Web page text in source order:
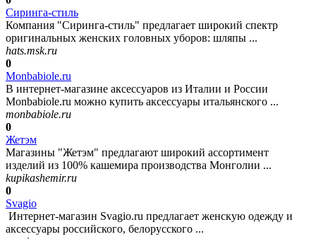
Сиринга-стиль
Компания "Сиринга-стиль" предлагает широкий спектр
оригинальных женских головных уборов: шляпы ...
hats.msk.ru
0
Monbabiole.ru
В интернет-магазине аксессуаров из Италии и России
Monbabiole.ru можно купить аксессуары итальянского ...
monbabiole.ru
0
Жетэм
Магазины "Жетэм" предлагают широкий ассортимент
изделий из 100% кашемира производства Монголии ...
kupikashemir.ru
0
Svagio
Интернет-магазин Svagio.ru предлагает женскую одежду и
аксессуары российского, белорусского ...